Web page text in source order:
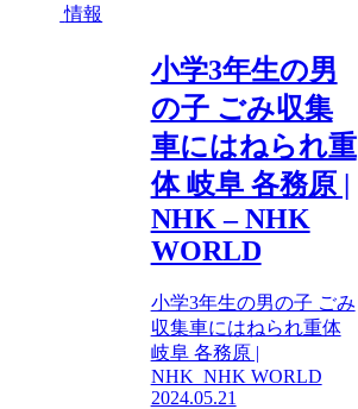
情報
小学3年生の男
の子 ごみ収集
車にはねられ重
体 岐阜 各務原 |
NHK – NHK
WORLD
小学3年生の男の子 ごみ
収集車にはねられ重体
岐阜 各務原 |
NHK NHK WORLD
2024.05.21